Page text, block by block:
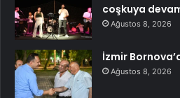
coşkuya
Ağustos 8, 2026
İzmir
Ağustos 8, 2026